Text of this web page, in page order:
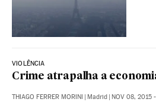
VIOLÊNCIA
Crime atrapalha a
THIAGO FERRER MORINI | Madrid | NOV 08, 2015